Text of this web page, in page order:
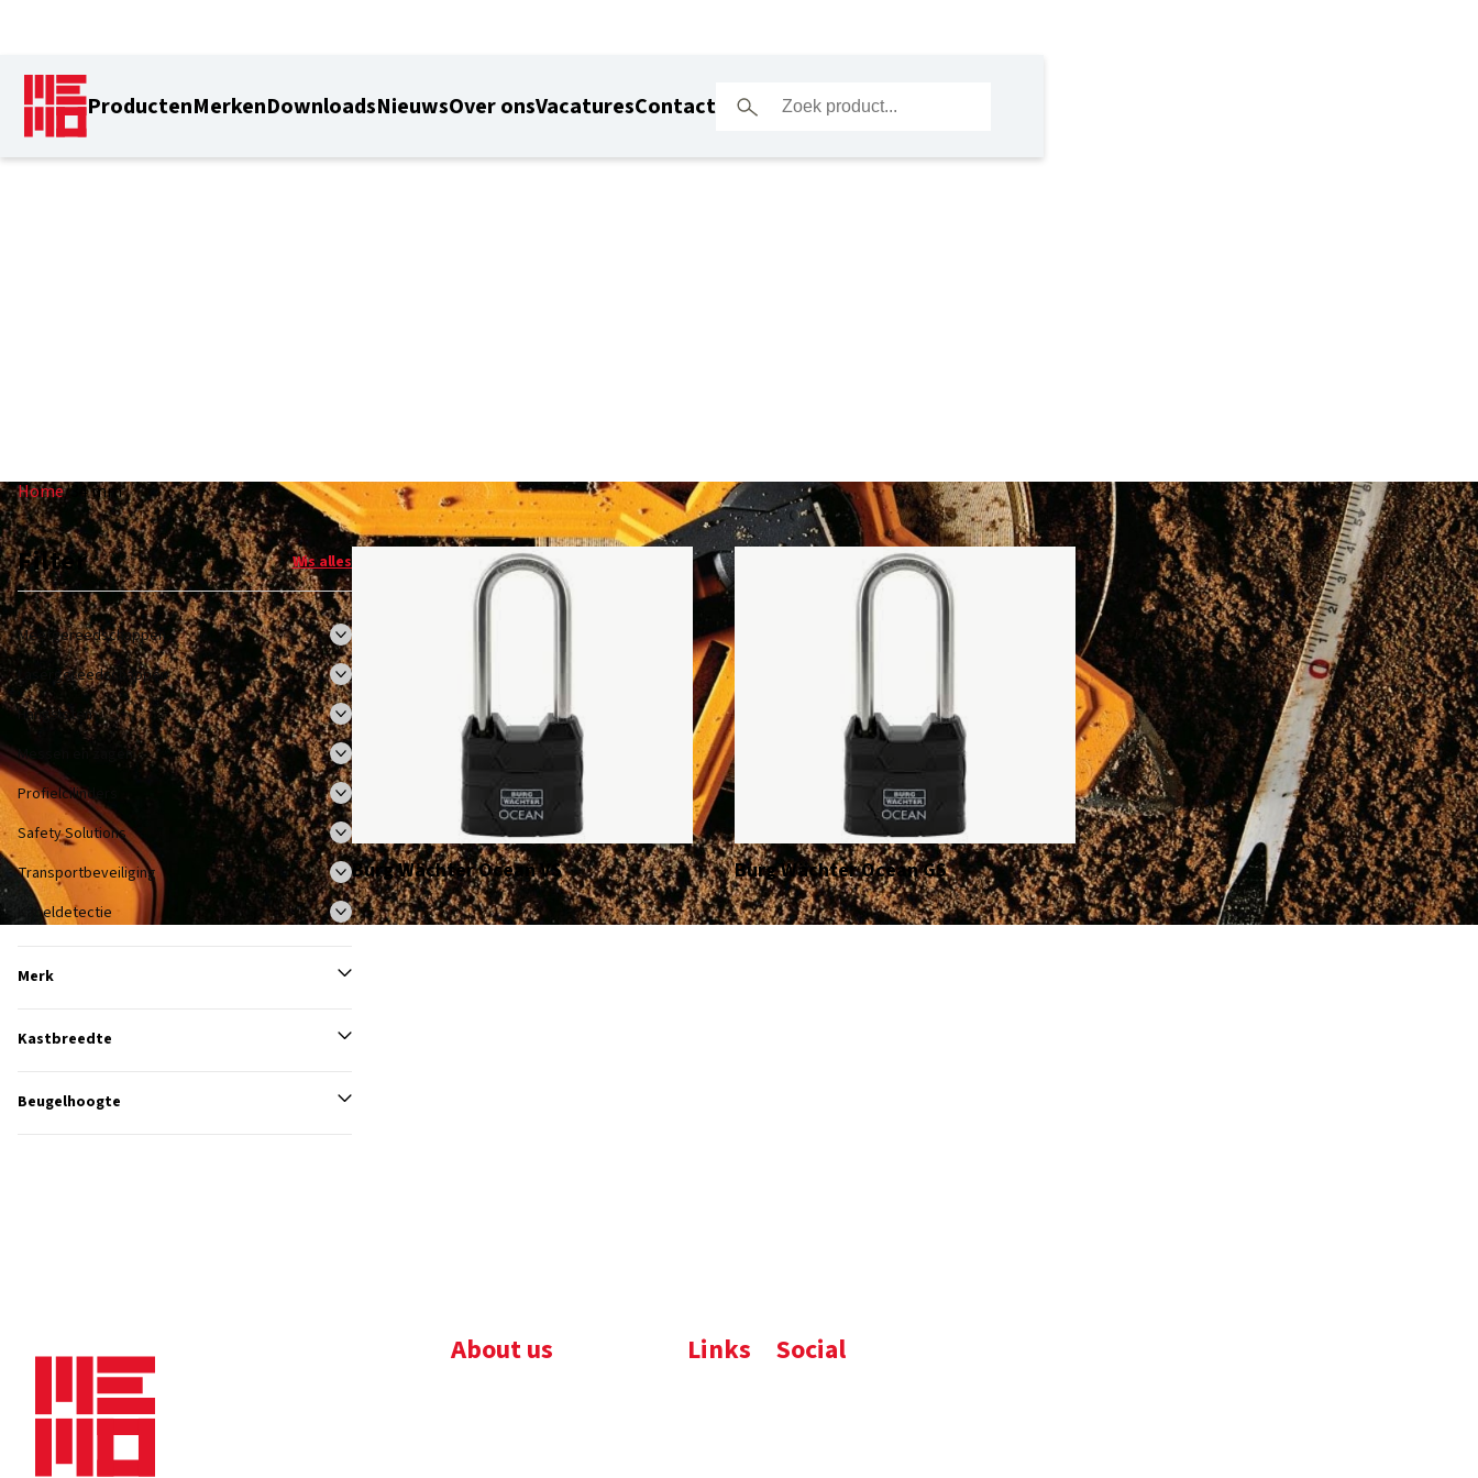
ProductenMerkenDownloadsNieuwsOver onsVacaturesContact
Home/34 mm
Filter Wis alles
Meetgereedschappen
Lasergereedschappen
Hangsloten
Messen en zagen
Profielcilinders
Safety Solutions
Transportbeveiliging
Kabeldetectie
Merk
Kastbreedte
Beugelhoogte
Burg Wächter Ocean VS Burg Wächter Ocean GS
About us Links Social